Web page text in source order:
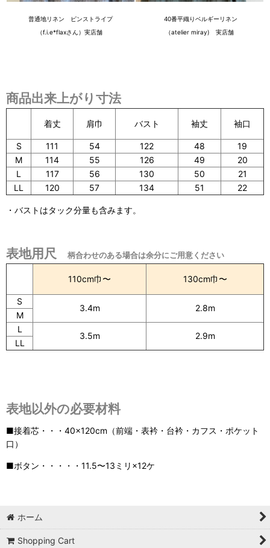
普通地リネン ピンストライプ
（f.i.e*flaxさん）実店舗
40番平織りベルギーリネン
（atelier miray) 実店舗
商品出来上がり寸法
着丈 肩巾 バスト 袖丈 袖口
S 111 54 122 48
19
M
114 55 126 49
20
L
117 56 130 50
21
LL
120 57 134 51 22
・バストはタック分量も含みます。
表地用尺 柄合わせのある場合は余分にご用意ください
110cm巾〜 130cm巾〜
S
3.4m 2.8m
M
L
3.5m 2.9m
LL
表地以外の必要材料
■接着芯・・・40×120cm（前端・表衿・台衿・カフス・ポケット
口）
■ボタン・・・・・11.5〜13ミリ×12ケ
ホーム
Shopping Cart